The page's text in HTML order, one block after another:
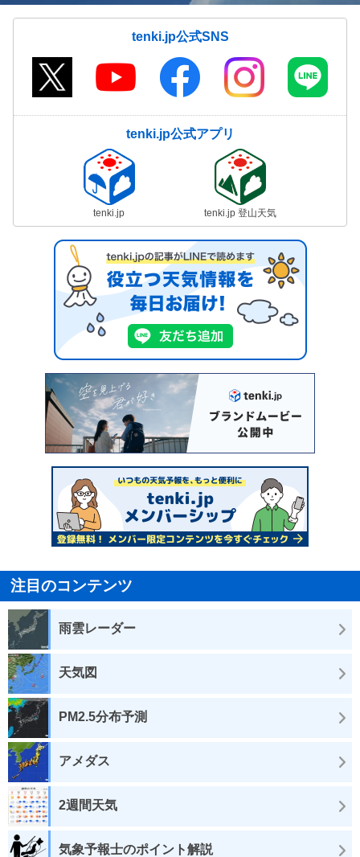
tenki.jp公式SNS
tenki.jp公式アプリ
tenki.jp tenki.jp 登山天気
注目のコンテンツ
雨雲レーダー
天気図
PM2.5分布予測
アメダス
2週間天気
気象予報士のポイント解説